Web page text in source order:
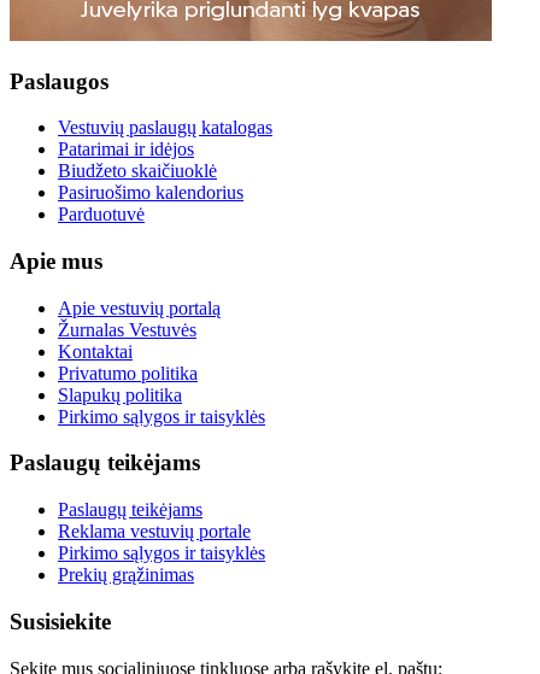
Paslaugos
Vestuvių paslaugų katalogas
Patarimai ir idėjos
Biudžeto skaičiuoklė
Pasiruošimo kalendorius
Parduotuvė
Apie mus
Apie vestuvių portalą
Žurnalas Vestuvės
Kontaktai
Privatumo politika
Slapukų politika
Pirkimo sąlygos ir taisyklės
Paslaugų teikėjams
Paslaugų teikėjams
Reklama vestuvių portale
Pirkimo sąlygos ir taisyklės
Prekių grąžinimas
Susisiekite
Sekite mus socialiniuose tinkluose arba rašykite el. paštu: